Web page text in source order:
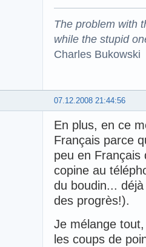
The problem with
while the stupid
Charles Bukowski
07.12.2008 21:44:56
En plus, en ce
Français parce
peu en Français
copine au
du boudin...
des progrès!).
Je mélange
les coups de